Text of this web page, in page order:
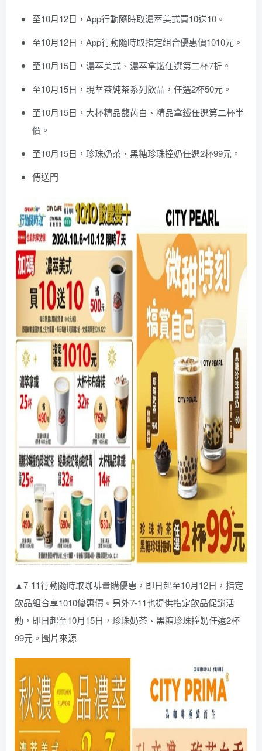
至10月12日，App行動隨時取濃萃美式買10送10。
至10月12日，App行動隨時取指定組合優惠價1010元。
至10月15日，濃萃美式、濃萃拿鐵任選第二杯7折。
至10月15日，現萃茶純茶系列飲品，任選2杯50元。
至10月15日，大杯精品馥芮白、精品拿鐵任選第二杯半
價。
至10月15日，珍珠奶茶、黑糖珍珠撞奶任選2杯99元。
傳送門
▲7-11行動隨時取咖啡量購優惠，即日起至10月12日，指定
飲品組合享1010優惠價。另外7-11也提供指定飲品促銷活
動，即日起至10月15日，珍珠奶茶、黑糖珍珠撞奶任遠2杯
99元。 圖片來源